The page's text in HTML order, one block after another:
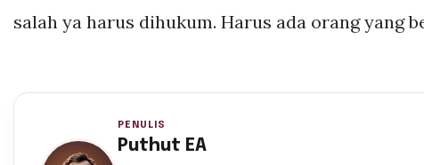
salah ya harus dihukum. Harus ada orang yang
PENULIS
Puthut EA